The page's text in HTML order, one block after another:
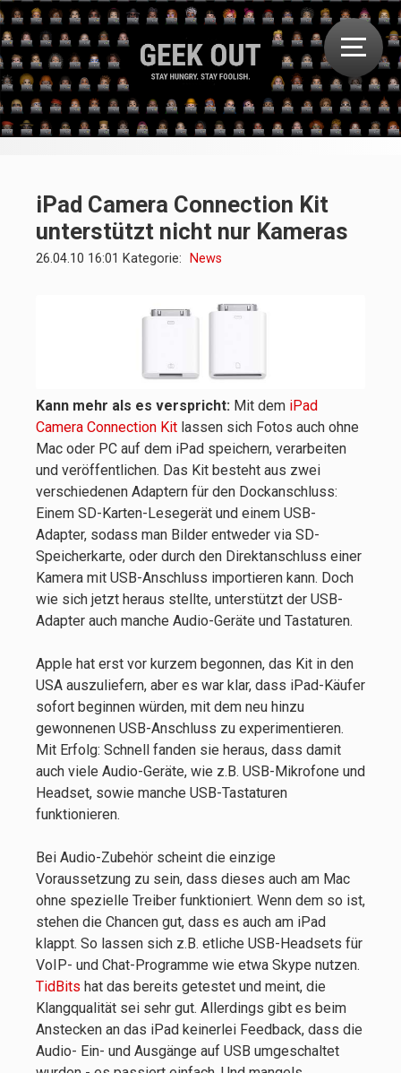
iPad Camera Connection Kit
unterstützt nicht nur Kameras
26.04.10 16:01 Kategorie: News
Kann mehr als es verspricht: Mit dem iPad
Camera Connection Kit lassen sich Fotos auch ohne
Mac oder PC auf dem iPad speichern, verarbeiten
und veröffentlichen. Das Kit besteht aus zwei
verschiedenen Adaptern für den Dockanschluss:
Einem SD-Karten-Lesegerät und einem USB-
Adapter, sodass man Bilder entweder via SD-
Speicherkarte, oder durch den Direktanschluss einer
Kamera mit USB-Anschluss importieren kann. Doch
wie sich jetzt heraus stellte, unterstützt der USB-
Adapter auch manche Audio-Geräte und Tastaturen.
Apple hat erst vor kurzem begonnen, das Kit in den
USA auszuliefern, aber es war klar, dass iPad-Käufer
sofort beginnen würden, mit dem neu hinzu
gewonnenen USB-Anschluss zu experimentieren.
Mit Erfolg: Schnell fanden sie heraus, dass damit
auch viele Audio-Geräte, wie z.B. USB-Mikrofone und
Headset, sowie manche USB-Tastaturen
funktionieren.
Bei Audio-Zubehör scheint die einzige
Voraussetzung zu sein, dass dieses auch am Mac
ohne spezielle Treiber funktioniert. Wenn dem so ist,
stehen die Chancen gut, dass es auch am iPad
klappt. So lassen sich z.B. etliche USB-Headsets für
VoIP- und Chat-Programme wie etwa Skype nutzen.
TidBits hat das bereits getestet und meint, die
Klangqualität sei sehr gut. Allerdings gibt es beim
Anstecken an das iPad keinerlei Feedback, dass die
Audio- Ein- und Ausgänge auf USB umgeschaltet